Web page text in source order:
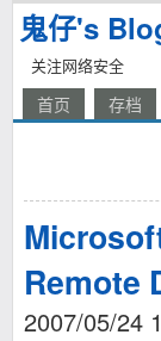
鬼仔's
关注网络安全
首页 存档
Remote
2007/05/24